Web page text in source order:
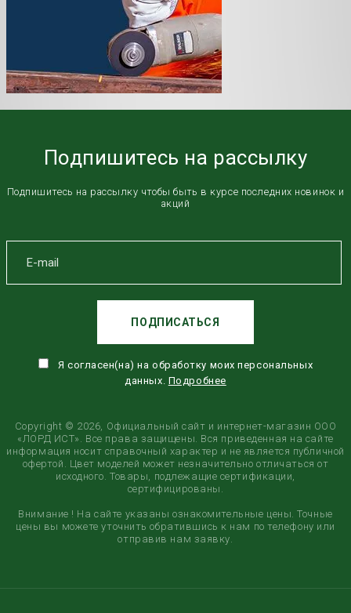
Подпишитесь на рассылку
Подпишитесь на рассылку чтобы быть в курсе последних новинок и
акций
Я согласен(на) на обработку моих персональных
данных. Подробнее
ПОДПИСАТЬСЯ
Copyright © 2026, Официальный сайт и интернет-магазин ООО
«ЛОРД ИСТ». Все права защищены. Вся приведенная на сайте
информация носит справочный характер и не является публичной
офертой. Цвет моделей может незначительно отличаться от
исходного. Товары, подлежащие сертификации,
сертифицированы.
Внимание ! На сайте указаны ознакомительные цены. Точные
цены вы можете уточнить обратившись к нам по телефону или
отправив нам заявку.